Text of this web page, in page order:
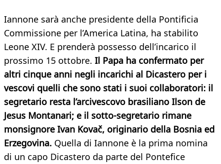
Iannone sarà anche presidente della Pontificia
Commissione per l’America Latina, ha stabilito
Leone XIV. E prenderà possesso dell’incarico il
prossimo 15 ottobre. Il Papa ha confermato per
altri cinque anni negli incarichi al Dicastero per i
vescovi quelli che sono stati i suoi collaboratori: il
segretario resta l’arcivescovo brasiliano Ilson de
Jesus Montanari; e il sotto-segretario rimane
monsignore Ivan Kovač, originario della Bosnia ed
Erzegovina. Quella di Iannone è la prima nomina
di un capo Dicastero da parte del Pontefice